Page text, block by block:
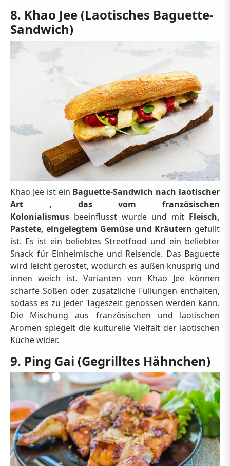
8. Khao Jee (Laotisches Baguette-
Sandwich)
Khao Jee ist ein Baguette-Sandwich nach laotischer
Art , das vom französischen
Kolonialismus beeinflusst wurde und mit Fleisch,
Pastete, eingelegtem Gemüse und Kräutern gefüllt
ist. Es ist ein beliebtes Streetfood und ein beliebter
Snack für Einheimische und Reisende. Das Baguette
wird leicht geröstet, wodurch es außen knusprig und
innen weich ist. Varianten von Khao Jee können
scharfe Soßen oder zusätzliche Füllungen enthalten,
sodass es zu jeder Tageszeit genossen werden kann.
Die Mischung aus französischen und laotischen
Aromen spiegelt die kulturelle Vielfalt der laotischen
Küche wider.
9. Ping Gai (Gegrilltes Hähnchen)